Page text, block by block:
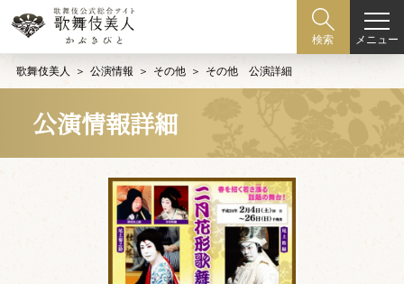
検索 メニュー
歌舞伎美人 公演情報 その他 その他 公演詳細
公演情報詳細